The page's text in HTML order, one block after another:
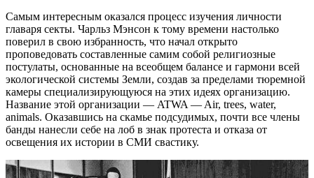
Самым интересным оказался процесс изучения личности
главаря секты. Чарльз Мэнсон к тому времени настолько
поверил в свою избранность, что начал открыто
проповедовать составленные самим собой религиозные
постулаты, основанные на всеобщем балансе и гармони всей
экологической системы Земли, создав за пределами тюремной
камеры специализирующуюся на этих идеях организацию.
Название этой организации — ATWA — Air, trees, water,
animals. Оказавшись на скамье подсудимых, почти все члены
банды нанесли себе на лоб в знак протеста и отказа от
освещения их истории в СМИ свастику.